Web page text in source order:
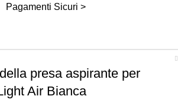
Pagamenti Sicuri >
presa aspirante per
Air Bianca